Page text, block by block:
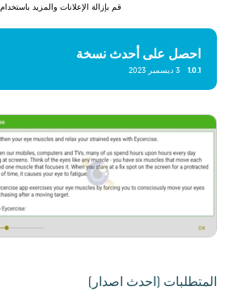
قم بإزالة الإعلانات والمزيد باستخدام Turbo
احصل على أحدث نسخة
1.0.1 3 ديسمبر 2023
المتطلبات (احدث اصدار)